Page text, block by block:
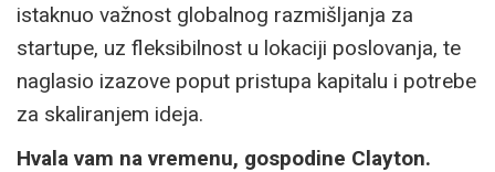
istaknuo važnost globalnog razmišljanja za
startupe, uz fleksibilnost u lokaciji poslovanja, te
naglasio izazove poput pristupa kapitalu i potrebe
za skaliranjem ideja.
Hvala vam na vremenu, gospodine Clayton.